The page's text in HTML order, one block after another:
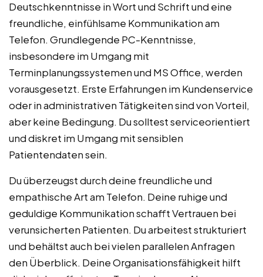
Deutschkenntnisse in Wort und Schrift und eine
freundliche, einfühlsame Kommunikation am
Telefon. Grundlegende PC-Kenntnisse,
insbesondere im Umgang mit
Terminplanungssystemen und MS Office, werden
vorausgesetzt. Erste Erfahrungen im Kundenservice
oder in administrativen Tätigkeiten sind von Vorteil,
aber keine Bedingung. Du solltest serviceorientiert
und diskret im Umgang mit sensiblen
Patientendaten sein.
Du überzeugst durch deine freundliche und
empathische Art am Telefon. Deine ruhige und
geduldige Kommunikation schafft Vertrauen bei
verunsicherten Patienten. Du arbeitest strukturiert
und behältst auch bei vielen parallelen Anfragen
den Überblick. Deine Organisationsfähigkeit hilft